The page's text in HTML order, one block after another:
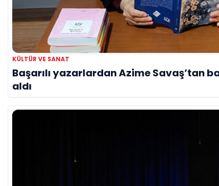
KÜLTÜR VE SANAT
Başarılı yazarlardan Azime Savaş’tan
aldı